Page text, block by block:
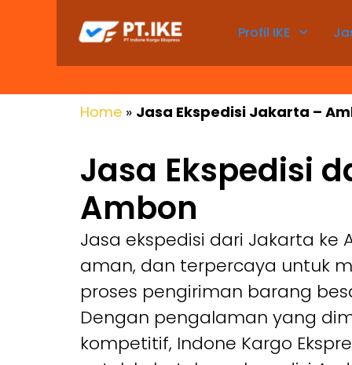
Profil IKE
Home » Jasa Ekspedisi Jakarta –
Jasa Ekspedisi
Ambon
Jasa ekspedisi dari Jakarta ke
aman, dan terpercaya untuk
proses pengiriman barang
Dengan pengalaman yang
kompetitif, Indone Kargo